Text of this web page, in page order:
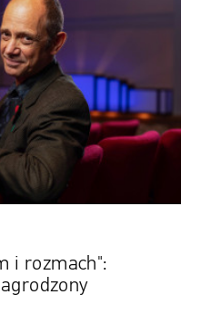
i rozmach":